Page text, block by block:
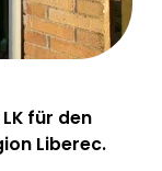
für den
Liberec.